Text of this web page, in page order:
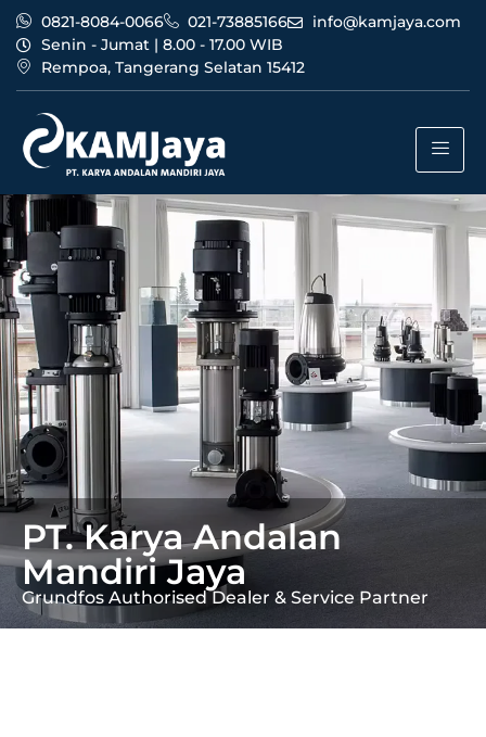
0821-8084-0066 021-73885166
info@kamjaya.com
Senin - Jumat | 8.00 - 17.00 WIB
Rempoa, Tangerang Selatan 15412
PT. Karya Andalan
Mandiri Jaya
Grundfos Authorised Dealer & Service Partner